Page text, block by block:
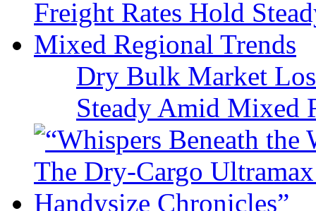
Dry Bulk Market
Steady Amid Mixed